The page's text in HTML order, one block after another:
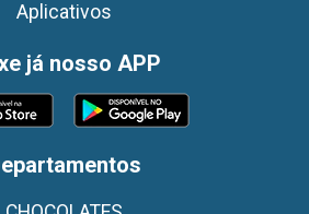
Aplicativos
já nosso APP